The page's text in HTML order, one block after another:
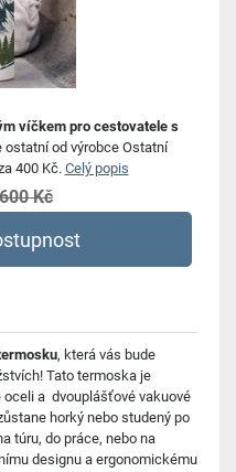
víčkem pro cestovatele s
od výrobce Ostatní
400 Kč. Celý popis
Kč
, která vás bude
Tato termoska je
oceli a dvouplášťové vakuové
horký nebo studenýpo
túru, do práce, nebo na
designu a ergonomickému